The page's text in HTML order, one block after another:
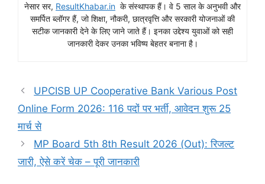
नेसार सर, ResultKhabar.in के संस्थापक हैं। वे 5 साल के अनुभवी और
समर्पित ब्लॉगर हैं, जो शिक्षा, नौकरी, छात्रवृत्ति और सरकारी योजनाओं की
सटीक जानकारी देने के लिए जाने जाते हैं। इनका उद्देश्य युवाओं को सही
जानकारी देकर उनका भविष्य बेहतर बनाना है।
UPCISB UP Cooperative Bank Various Post
Online Form 2026: 116 पदों पर भर्ती, आवेदन शुरू 25
मार्च से
MP Board 5th 8th Result 2026 (Out): रिजल्ट
जारी, ऐसे करें चेक – पूरी जानकारी